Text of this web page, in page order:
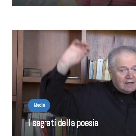
Media
I segreti della poesia